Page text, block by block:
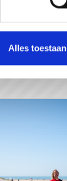
Alles toestaan